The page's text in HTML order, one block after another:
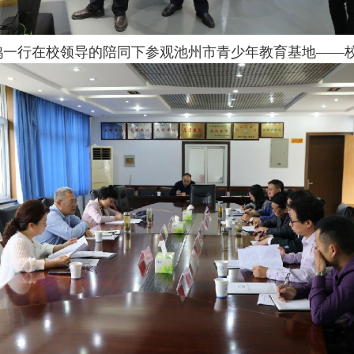
一行在校领导的陪同下参观池州市青少年教育基地——